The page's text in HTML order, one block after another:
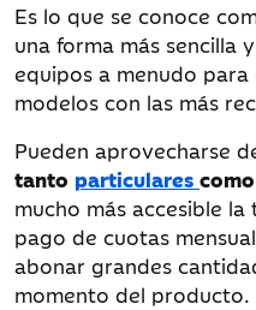
Es lo que se conoce
una forma más sencilla
equipos a menudo
modelos con las más
Pueden aprovecharse
tanto particulares como
mucho más accesible
pago de cuotas
abonar grandes
momento del producto.